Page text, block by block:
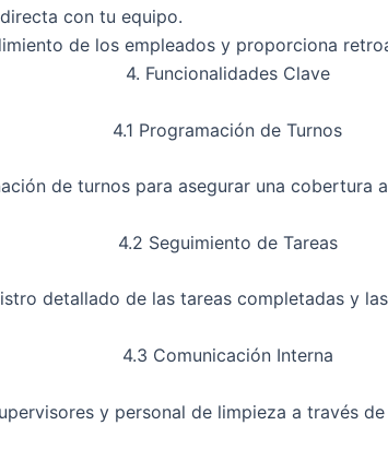
con tu equipo.
de los empleados y proporciona
4. Funcionalidades Clave
4.1 Programación de Turnos
de turnos para asegurar una cobertura
4.2 Seguimiento de Tareas
detallado de las tareas completadas y
4.3 Comunicación Interna
y personal de limpieza a través